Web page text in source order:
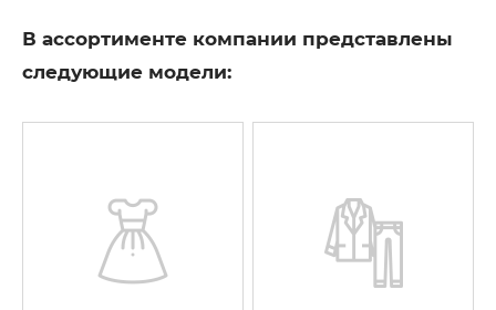
В ассортименте компании представлены
следующие модели: